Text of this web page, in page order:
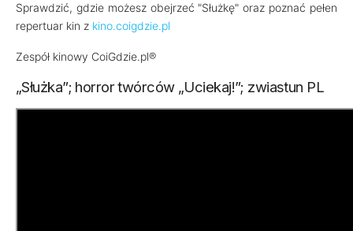
Sprawdzić, gdzie możesz obejrzeć "Służkę" oraz poznać pełen
repertuar kin z kino.coigdzie.pl
Zespół kinowy CoiGdzie.pl®
„Służka”; horror twórców „Uciekaj!”; zwiastun PL